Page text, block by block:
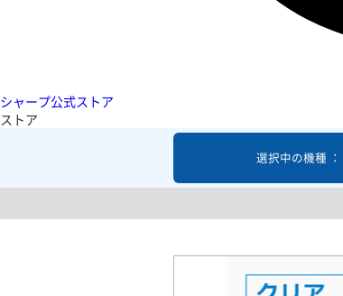
シャープ公式ストア
ストア
選択中の機種 ：